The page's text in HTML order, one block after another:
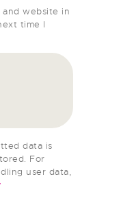
and website in
time I
data is
For
user data,